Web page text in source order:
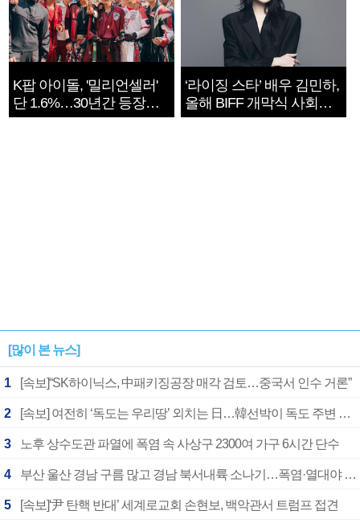
K팝 아이돌, '밀리언셀러'
단 1.6%…30년간 등장
1182개팀 전수조사
‘라이징 스타’ 배우 김민하,
올해 BIFF 개막식 사회자
확정
[많이 본 뉴스]
1 [속보]“SK하이닉스, 中패키징공장 매각 검토…중국서 인수 거론”
2 [속보] 여전히 ‘독도는 우리땅’ 외치는 日…韓선박이 독도 주변 해양조사 활동하자 반발
3 노후 상수도관 파열에 폭염 속 사상구 2300여 가구 6시간 단수
4 부산 울산 경남 구름 많고 경남 북서내륙 소나기…폭염·열대야 계속
5 [속보]‘尹 탄핵 반대’ 세계로교회 손현보, 백악관서 트럼프 접견